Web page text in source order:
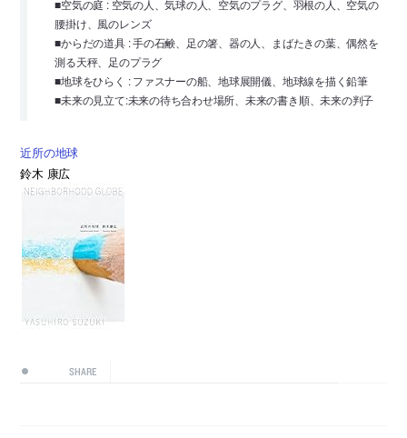
■空気の庭 : 空気の人、気球の人、空気のプラグ、羽根の人、空気の
腰掛け、風のレンズ
■からだの道具 : 手の石鹸、足の箸、器の人、まばたきの葉、偶然を
測る天秤、足のプラグ
■地球をひらく : ファスナーの船、地球展開儀、地球線を描く鉛筆
■未来の見立て:未来の待ち合わせ場所、未来の書き順、未来の判子
近所の地球
鈴木 康広
SHARE